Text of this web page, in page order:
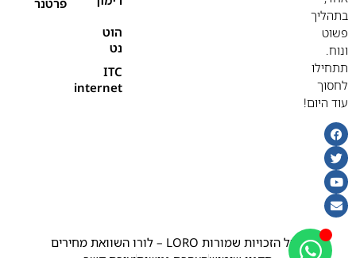
בתהליך
פשוט
ונוח.
תתחילו
לחסוך
עוד היום!
הוט
נט
ITC
internet
©כל הזכויות שמורות LORO – לורו השוואת מחירים